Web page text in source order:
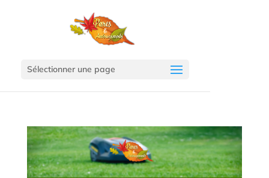
Sélectionner une page